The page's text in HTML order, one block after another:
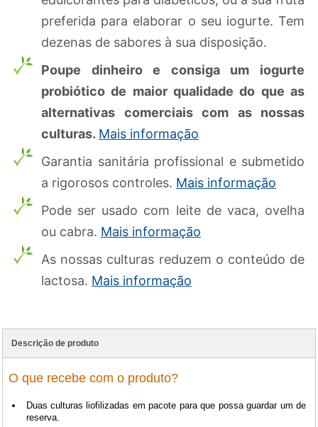
preferida para elaborar o seu iogurte. Tem
dezenas de sabores à sua disposição.
Poupe dinheiro e consiga um iogurte
probiótico de maior qualidade do que as
alternativas comerciais com as nossas
culturas. Mais informação
Garantia sanitária profissional e submetido
a rigorosos controles. Mais informação
Pode ser usado com leite de vaca, ovelha
ou cabra. Mais informação
As nossas culturas reduzem o conteúdo de
lactosa. Mais informação
Descrição de produto
O que recebe com o produto?
Duas culturas liofilizadas em pacote para que possa guardar um de
reserva.